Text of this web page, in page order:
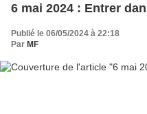
6 mai 2024 : Entrer
Publié le 06/05/2024 à 22:18
Par MF